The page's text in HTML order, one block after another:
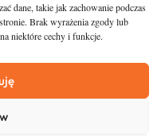
dane, takie jak zachowanie podczas
Brak wyrażenia zgody lub
niektóre cechy i funkcje.
Patronem